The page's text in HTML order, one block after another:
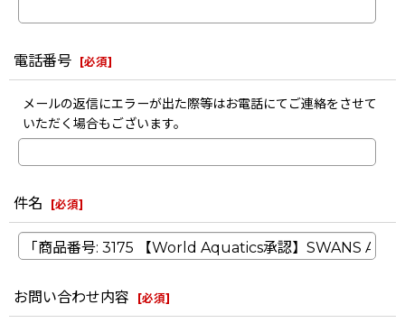
電話番号 [必須]
メールの返信にエラーが出た際等はお電話にてご連絡をさせて
いただく場合もございます。
件名 [必須]
お問い合わせ内容 [必須]